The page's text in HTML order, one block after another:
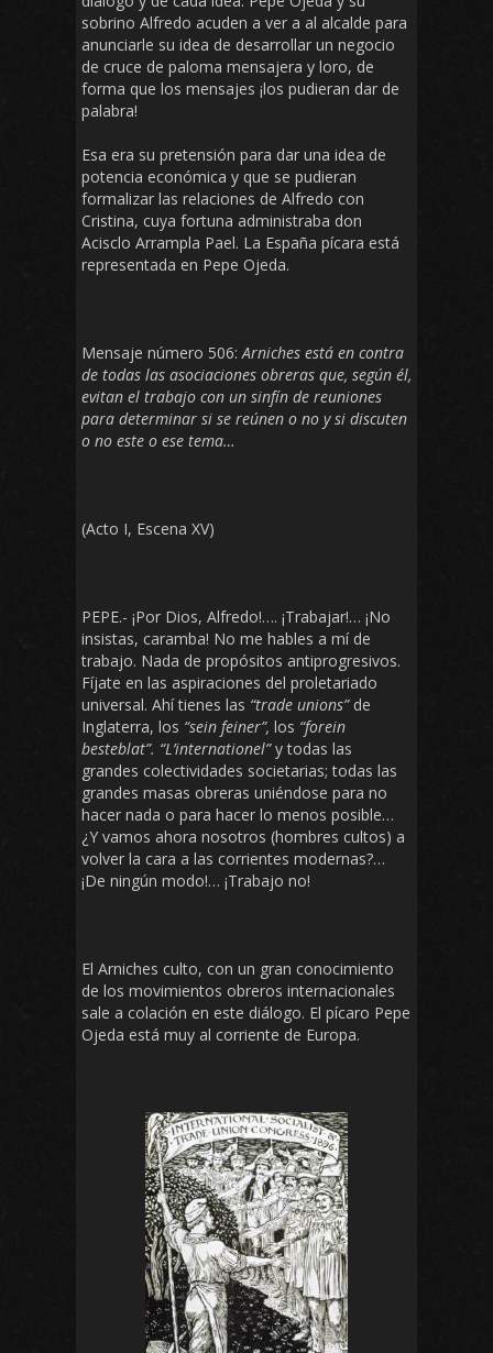
sobrino Alfredo acuden a ver a al alcalde para
anunciarle su idea de desarrollar un negocio
de cruce de paloma mensajera y loro, de
forma que los mensajes ¡los pudieran dar de
palabra!
Esa era su pretensión para dar una idea de
potencia económica y que se pudieran
formalizar las relaciones de Alfredo con
Cristina, cuya fortuna administraba don
Acisclo Arrampla Pael. La España pícara está
representada en Pepe Ojeda.
Mensaje número 506:Arniches está en contra
de todas las asociaciones obreras que, según él,
evitan el trabajo con un sinfín de reuniones
para determinar si se reúnen o no y si discuten
o no este o ese tema…
(Acto I, Escena XV)
PEPE.- ¡Por Dios, Alfredo!…. ¡Trabajar!… ¡No
insistas, caramba! No me hables a mí de
trabajo. Nada de propósitos antiprogresivos.
Fíjate en las aspiraciones del proletariado
universal. Ahí tienes las “trade unions” de
Inglaterra, los “sein feiner”, los “forein
besteblat”. “L’internationel”y todas las
grandes colectividades societarias; todas las
grandes masas obreras uniéndose para no
hacer nada o para hacer lo menos posible…
¿Y vamos ahora nosotros (hombres cultos) a
volver la cara a las corrientes modernas?…
¡De ningún modo!… ¡Trabajo no!
El Arniches culto, con un gran conocimiento
de los movimientos obreros internacionales
sale a colación en este diálogo. El pícaro Pepe
Ojeda está muy al corriente de Europa.